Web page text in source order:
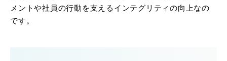
メントや社員の行動を支えるインテグリティの向上なの
です。